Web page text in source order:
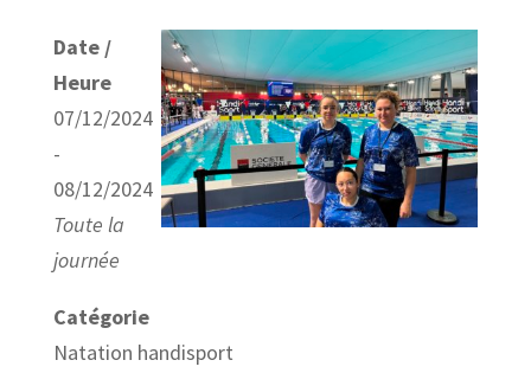
Date /
Heure
07/12/2024
-
08/12/2024
Toute la
journée
Catégorie
Natation handisport